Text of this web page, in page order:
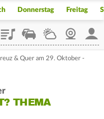
Donnerstag Freitag
PlaylistStaupilotWetterWebcam
& Quer am 29. Oktober -
THEMA